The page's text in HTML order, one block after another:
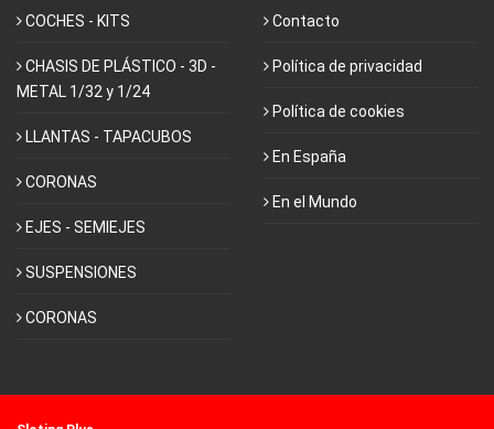
COCHES - KITS
CHASIS DE PLÁSTICO - 3D -
METAL 1/32 y 1/24
LLANTAS - TAPACUBOS
CORONAS
EJES - SEMIEJES
SUSPENSIONES
CORONAS
Contacto
Política de privacidad
Política de cookies
En España
En el Mundo